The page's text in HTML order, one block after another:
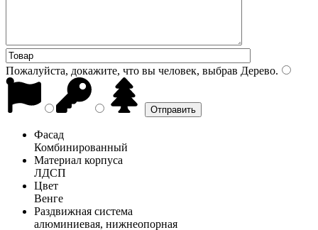
Пожалуйста, докажите, что вы человек, выбрав Дерево.
Фасад
Комбинированный
Материал корпуса
ЛДСП
Цвет
Венге
Раздвижная система
алюминиевая, нижнеопорная